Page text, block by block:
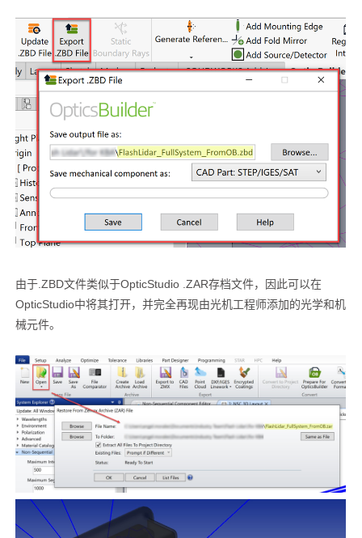
由于.ZBD文件类似于OpticStudio .ZAR存档文件，因此可以在
OpticStudio中将其打开，并完全再现由光机工程师添加的光学和机
械元件。